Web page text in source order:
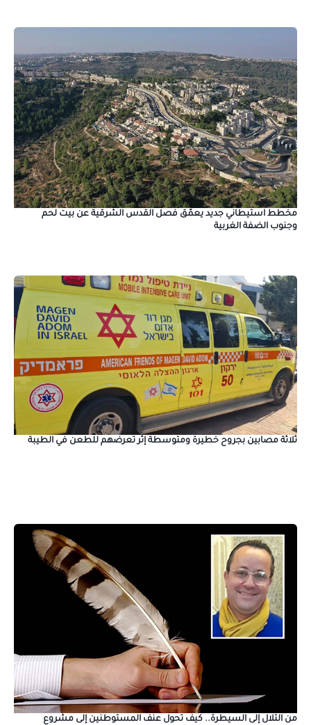
مخطط استيطاني جديد يعمّق فصل القدس الشرقية عن بيت لحم
وجنوب الضفة الغربية
ثلاثة مصابين بجروح خطيرة ومتوسطة إثر تعرضهم للطعن في الطيبة
من التلال إلى السيطرة.. كيف تحول عنف المستوطنين إلى مشروع